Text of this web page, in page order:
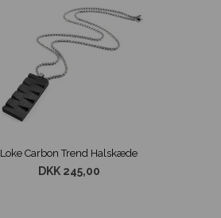
Loke Carbon Trend Halskæde
DKK 245,00